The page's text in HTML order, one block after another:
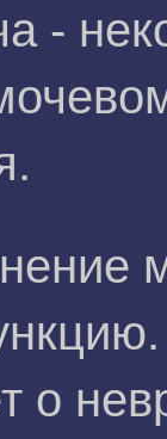
-
о